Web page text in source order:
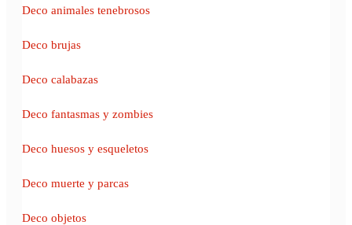
Deco animales tenebrosos
Deco brujas
Deco calabazas
Deco fantasmas y zombies
Deco huesos y esqueletos
Deco muerte y parcas
Deco objetos